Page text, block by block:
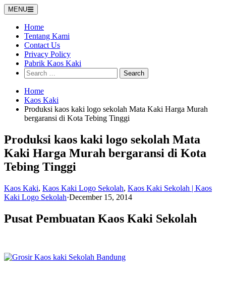
Skip
to
content
MENU
Home
Tentang Kami
Contact Us
Privacy Policy
Pabrik Kaos Kaki
Search
for:
Home
Kaos Kaki
Produksi kaos kaki logo sekolah Mata Kaki Harga Murah
bergaransi di Kota Tebing Tinggi
Produksi kaos kaki logo sekolah Mata
Kaki Harga Murah bergaransi di Kota
Tebing Tinggi
Kaos Kaki, Kaos Kaki Logo Sekolah, Kaos Kaki Sekolah | Kaos
Kaki Logo Sekolah·December 15, 2014
Pusat Pembuatan Kaos Kaki Sekolah